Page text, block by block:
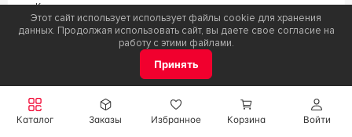
Войти
Каталог Заказы Избранное Корзина
Коллекция
TERRACE
Этот сайт использует использует файлы cookie для хранения
данных. Продолжая использовать сайт, вы даете свое согласие на
работу с этими файлами.
Принять